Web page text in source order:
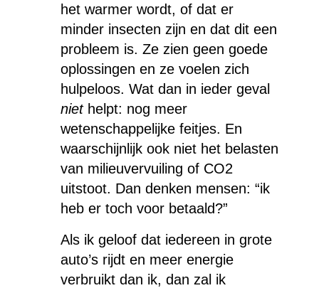
het warmer wordt, of dat er
minder insecten zijn en dat dit een
probleem is. Ze zien geen goede
oplossingen en ze voelen zich
hulpeloos. Wat dan in ieder geval
niet helpt: nog meer
wetenschappelijke feitjes. En
waarschijnlijk ook niet het belasten
van milieuvervuiling of CO2
uitstoot. Dan denken mensen: “ik
heb er toch voor betaald?”
Als ik geloof dat iedereen in grote
auto’s rijdt en meer energie
verbruikt dan ik, dan zal ik